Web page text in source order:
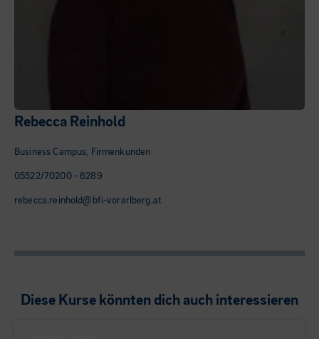
Rebecca Reinhold
Business Campus, Firmenkunden
05522/70200 - 6289
rebecca.reinhold@bfi-vorarlberg.at
Diese Kurse könnten dich auch interessieren